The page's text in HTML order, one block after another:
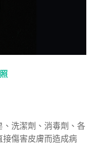
洗潔劑、消毒劑、各
傷害皮膚而造成病